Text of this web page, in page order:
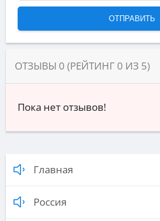
ОТЗЫВЫ 0 (РЕЙТИНГ 0 ИЗ 5)
Пока нет отзывов!
Главная
Россия